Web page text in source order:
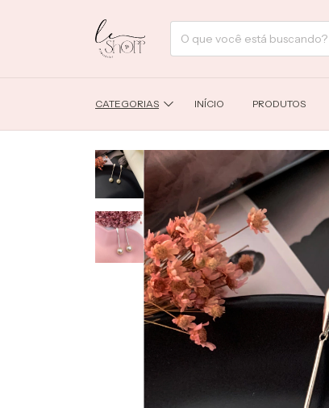
CATEGORIAS INÍCIO PRODUTOS